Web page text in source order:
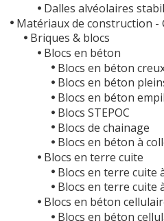
Dalles alvéolaires
Matériaux de construction -
Briques & blocs
Blocs en béton
Blocs en béton
Blocs en béton
Blocs en béton
Blocs STEPOC
Blocs de chainage
Blocs en béton à
Blocs en terre cuite
Blocs en terre cuite
Blocs en terre cuite
Blocs en béton
Blocs en béton